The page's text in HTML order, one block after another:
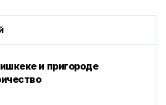
и пригороде